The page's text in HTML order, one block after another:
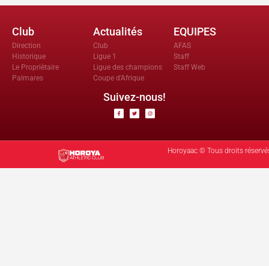
Club
Direction
Historique
Le Propriètaire
Palmares
Actualités
Club
Ligue 1
Ligue des champions
Coupe d'Afrique
EQUIPES
AFAS
Staff
Staff Web
Suivez-nous!
Horoyaac © Tous droits